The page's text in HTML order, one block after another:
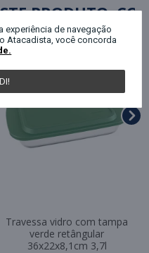
PRODUTO,
Travessa vidro com tampa
verde retângular
36x22x8,1cm 3,7l
experiência de navegação
Atacadista, você concorda